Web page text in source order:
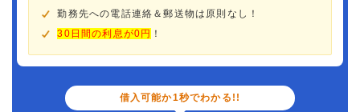
勤務先への電話連絡＆郵送物は原則なし！
30日間の利息が0円 ！
借入可能か1秒でわかる!!